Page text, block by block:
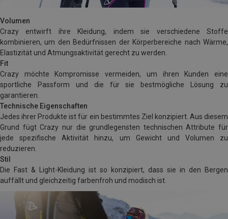
Volumen
Crazy entwirft ihre Kleidung, indem sie verschiedene Stoffe
kombinieren, um den Bedürfnissen der Körperbereiche nach Wärme,
Elastizität und Atmungsaktivität gerecht zu werden.
Fit
Crazy möchte Kompromisse vermeiden, um ihren Kunden eine
sportliche Passform und die für sie bestmögliche Lösung zu
garantieren.
Technische Eigenschaften
Jedes ihrer Produkte ist für ein bestimmtes Ziel konzipiert. Aus diesem
Grund fügt Crazy nur die grundlegensten technischen Attribute für
jede spezifische Aktivität hinzu, um Gewicht und Volumen zu
reduzieren.
Stil
Die Fast & Light-Kleidung ist so konzipiert, dass sie in den Bergen
auffällt und gleichzeitig farbenfroh und modisch ist.